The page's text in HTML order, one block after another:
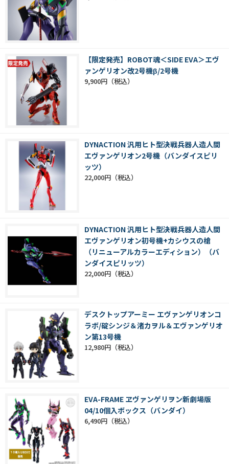
【限定発売】ROBOT魂＜SIDE EVA＞エヴ
ァンゲリオン改2号機β/2号機
9,900円
DYNACTION 汎用ヒト型決戦兵器人造人間
エヴァンゲリオン2号機（バンダイスピリ
ッツ）
22,000円
DYNACTION 汎用ヒト型決戦兵器人造人間
エヴァンゲリオン初号機+カシウスの槍
（リニューアルカラーエディション）（バ
ンダイスピリッツ）
22,000円
デスクトップアーミー エヴァンゲリオンコ
ラボ/碇シンジ＆渚カヲル＆エヴァンゲリオ
ン第13号機
12,980円
EVA-FRAME ヱヴァンゲリヲン新劇場版
04/10個入ボックス（バンダイ）
6,490円